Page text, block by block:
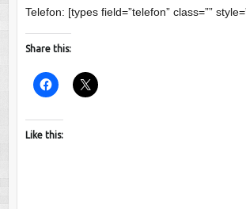
Telefon: [types field=”telefon” class=””
Share this:
Like this: